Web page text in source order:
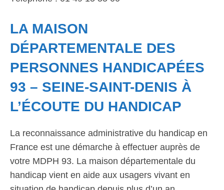
LA MAISON
DÉPARTEMENTALE DES
PERSONNES HANDICAPÉES
93 – SEINE-SAINT-DENIS À
L’ÉCOUTE DU HANDICAP
La reconnaissance administrative du handicap en
France est une démarche à effectuer auprès de
votre MDPH 93. La maison départementale du
handicap vient en aide aux usagers vivant en